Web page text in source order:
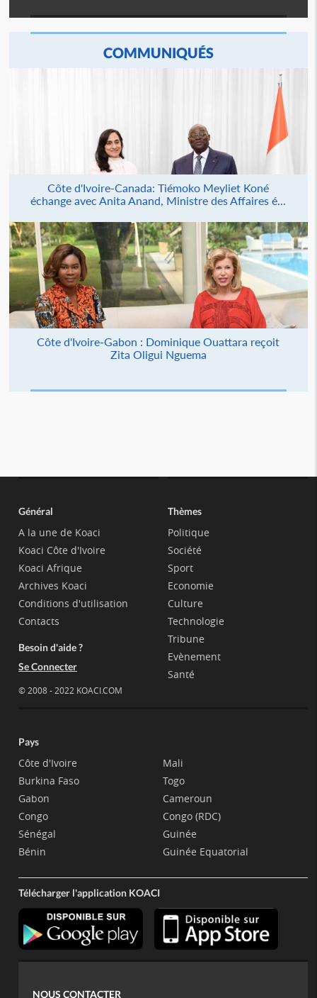
COMMUNIQUÉS
Côte d'Ivoire-Canada: Tiémoko Meyliet Koné
échange avec Anita Anand, Ministre des Affaires é...
Côte d'Ivoire-Gabon : Dominique Ouattara reçoit
Zita Oligui Nguema
Général
A la une de Koaci
Koaci Côte d'Ivoire
Koaci Afrique
Archives Koaci
Conditions d'utilisation
Contacts
Besoin d'aide ?
Se Connecter
© 2008 - 2022 KOACI.COM
Thèmes
Politique
Société
Sport
Economie
Culture
Technologie
Tribune
Evènement
Santé
Pays
Côte d'Ivoire
Burkina Faso
Gabon
Congo
Sénégal
Bénin
Mali
Togo
Cameroun
Congo (RDC)
Guinée
Guinée Equatorial
Télécharger l'application KOACI
NOUS CONTACTER